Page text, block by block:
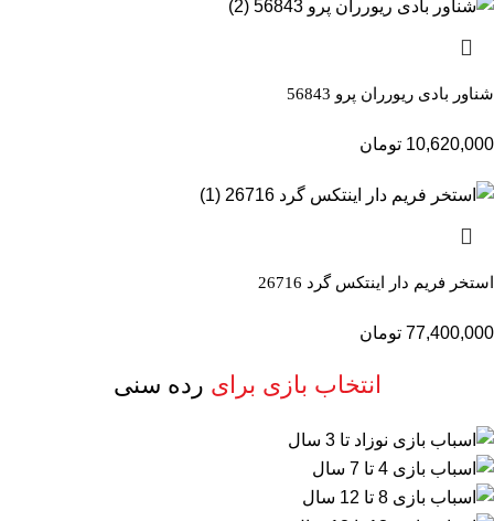
شناور بادی ریورران پرو 56843
10,620,000 تومان
استخر فریم دار اینتکس گرد 26716
77,400,000 تومان
انتخاب بازی برای رده سنی